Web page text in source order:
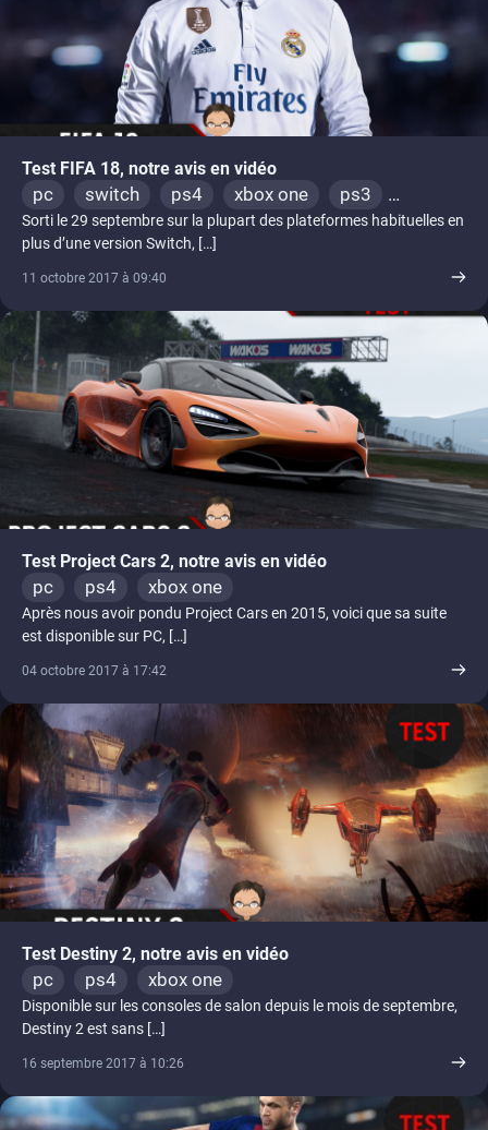
Test FIFA 18, notre avis en vidéo
pc switch ps4 xbox one
ps3
xbox 360
Sorti le 29 septembre sur la plupart des plateformes habituelles en
plus d’une version Switch, […]
11 octobre 2017 à 09:40
Test Project Cars 2, notre avis en vidéo
pc ps4 xbox one
Après nous avoir pondu Project Cars en 2015, voici que sa suite
est disponible sur PC, […]
04 octobre 2017 à 17:42
Test Destiny 2, notre avis en vidéo
pc ps4 xbox one
Disponible sur les consoles de salon depuis le mois de septembre,
Destiny 2 est sans […]
16 septembre 2017 à 10:26